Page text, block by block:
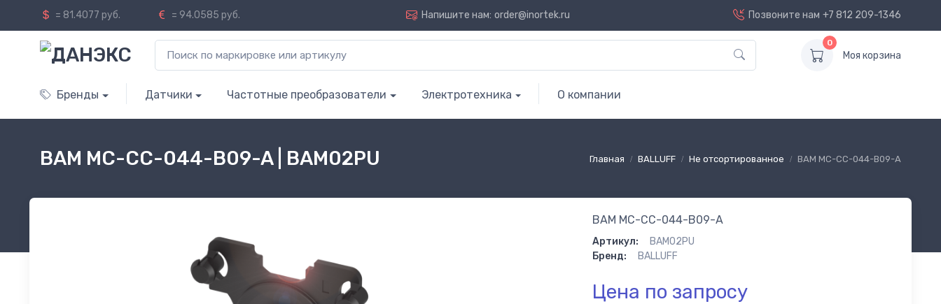
= 81.4077 руб. = 94.0585 руб. Напишите нам: order@inortek.ru Позвоните нам +7 812 209-1346
0
Моя корзина
Бренды Датчики Частотные преобразователи Электротехника О компании
Главная BALLUFF Не отсортированное BAM MC-CC-044-B09-A
BAM MC-CC-044-B09-A | BAM02PU
BAM MC-CC-044-B09-A
Артикул:
BAM02PU
Бренд:
BALLUFF
Цена по запросу